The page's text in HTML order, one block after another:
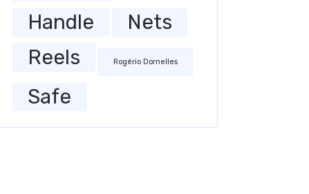
Handle
Nets
Reels
Rogério Dornelles
Safe